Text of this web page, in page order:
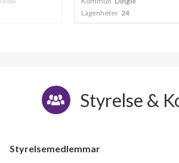
Lägenheter 24
Styrelse &
Styrelsemedlemmar